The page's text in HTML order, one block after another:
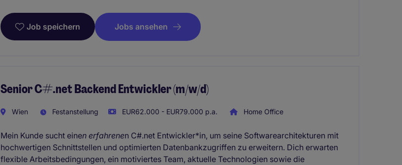
Job speichern Jobs ansehen
Senior C#.net Backend Entwickler (m/w/d)
Wien Festanstellung EUR62.000 - EUR79.000 p.a. Home Office
Mein Kunde sucht einen erfahrenen C#.net Entwickler*in, um seine Softwarearchitekturen mit
hochwertigen Schnittstellen und optimierten Datenbankzugriffen zu erweitern. Dich erwarten
flexible Arbeitsbedingungen, ein motiviertes Team, aktuelle Technologien sowie die